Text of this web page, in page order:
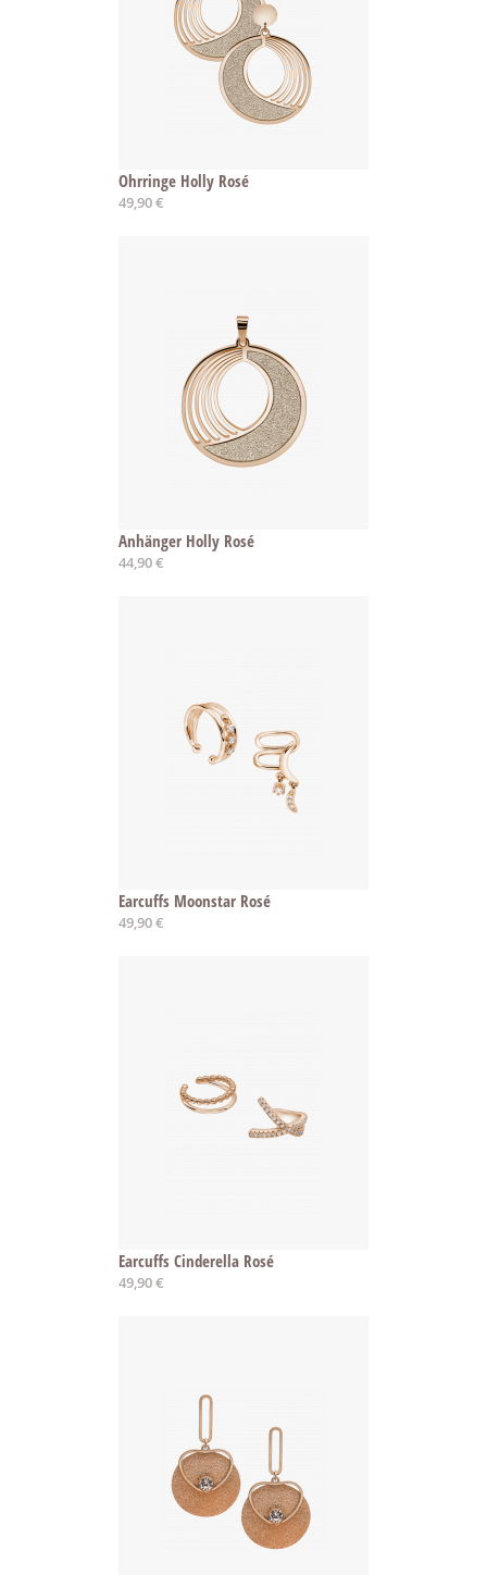
Ohrringe Holly Rosé
49,90 €
Anhänger Holly Rosé
44,90 €
Earcuffs Moonstar Rosé
49,90 €
Earcuffs Cinderella Rosé
49,90 €